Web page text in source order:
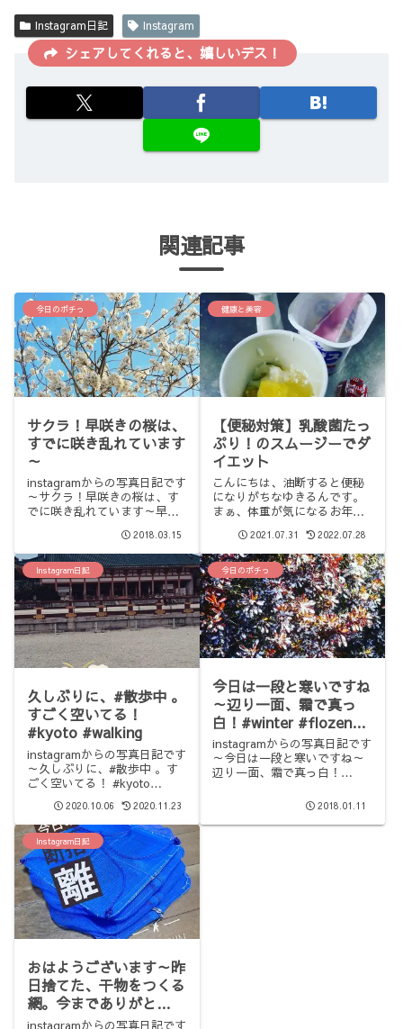
Instagram日記 Instagram
シェアしてくれると、嬉しいデス！
関連記事
今日のポチっ
サクラ！早咲きの桜は、
すでに咲き乱れています
～
instagramからの写真日記です
～サクラ！早咲きの桜は、す
でに咲き乱れています～早咲
ほど咲き乱れています。春も
近いですね～今年は３月末に
は満開になりそうな予感
2018.03.15
健康と美容
【便秘対策】乳酸菌たっ
ぷり！のスムージーでダ
イエット
こんにちは、油断すると便秘
になりがちなゆきるんです。
まぁ、体重が気になるお年頃
便秘）にも気を使っていま
す。でも、出すものは毎日出
しておかないと、お腹はすっ
きりしないし、肌荒れはする
し…というわけで、私が毎朝
作って飲...
2021.07.31 2022.07.28
Instagram日記
久しぶりに、#散歩中 。
すごく空いてる！
#kyoto #walking
instagramからの写真日記です
～久しぶりに、#散歩中 。す
ごく空いてる！ #kyoto
2020.10.06 2020.11.23
今日のポチっ
今日は一段と寒いですね
～辺り一面、霜で真っ
白！#winter #flozen
#japan #kyoto
instagramからの写真日記です
～今日は一段と寒いですね～
辺り一面、霜で真っ白！
#kyotoっと、朝の通勤途中で
電車を降りたら、霜が…コン
クリートの上にも霜？！滑り
2018.01.11
Instagram日記
おはようございます～昨
日捨てた、干物をつくる
網。今までありがと
う!#1日1捨 #断捨離
instagramからの写真日記です